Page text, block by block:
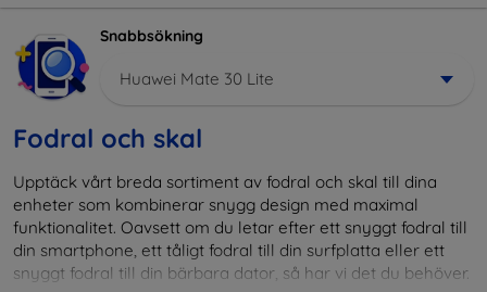
Snabbsökning
Huawei Mate 30 Lite
Fodral och skal
Upptäck vårt breda sortiment av fodral och skal till dina
enheter som kombinerar snygg design med maximal
funktionalitet. Oavsett om du letar efter ett snyggt fodral till
din smartphone, ett tåligt fodral till din surfplatta eller ett
snyggt fodral till din bärbara dator, så har vi det du behöver.